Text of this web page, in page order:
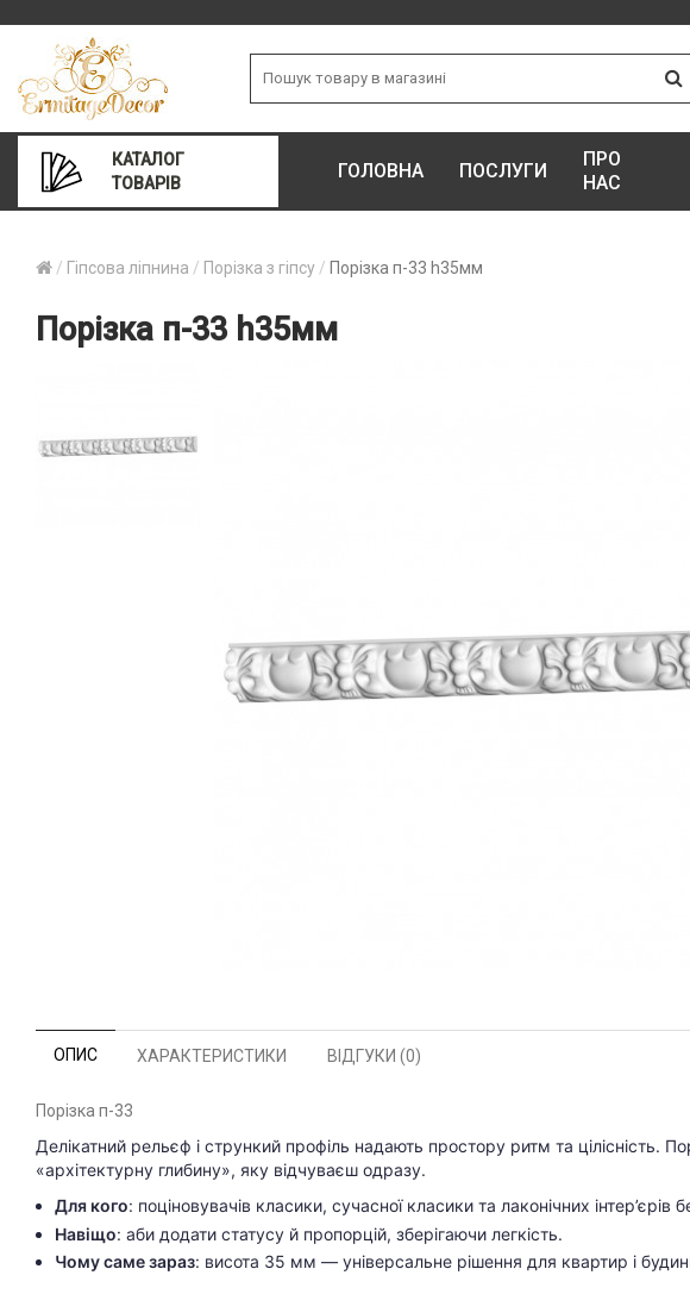
КАТАЛОГ
ТОВАРІВ
ГОЛОВНА ПОСЛУГИ
ПРО
НАС
Гіпсова ліпнина Порізка з гіпсу Порізка п-33 h35мм
Порізка п-33 h35мм
ОПИС ХАРАКТЕРИСТИКИ ВІДГУКИ (0)
Порізка п-33
Делікатний рельєф і стрункий профіль надають простору ритм та цілісність.
«архітектурну глибину», яку відчуваєш одразу.
Для кого: поціновувачів класики, сучасної класики та лаконічних інтер’єрів
Навіщо: аби додати статусу й пропорцій, зберігаючи легкість.
Чому саме зараз: висота 35 мм — універсальне рішення для квартир і